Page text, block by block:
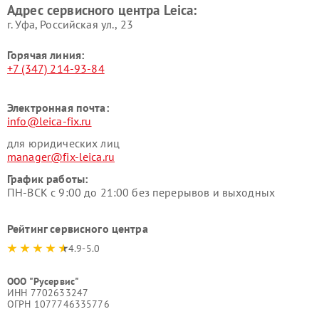
Адрес сервисного центра Leica:
г. Уфа, Российская ул., 23
Горячая линия:
+7 (347) 214-93-84
Электронная почта:
info@leica-fix.ru
для юридических лиц
manager@fix-leica.ru
График работы:
ПН-ВСК с 9:00 до 21:00 без перерывов и выходных
Рейтинг сервисного центра
4.9-5.0
ООО "Русервис"
ИНН 7702633247
ОГРН 1077746335776